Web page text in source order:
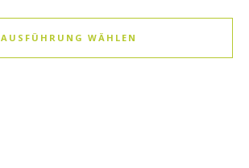
AUSFÜHRUNG WÄHLEN